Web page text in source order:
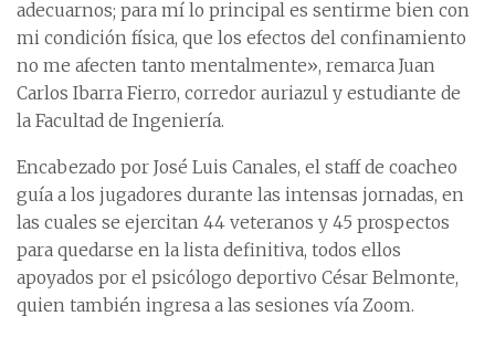
adecuarnos; para mí lo principal es sentirme bien con
mi condición física, que los efectos del confinamiento
no me afecten tanto mentalmente», remarca Juan
Carlos Ibarra Fierro, corredor auriazul y estudiante de
la Facultad de Ingeniería.
Encabezado por José Luis Canales, el staff de coacheo
guía a los jugadores durante las intensas jornadas, en
las cuales se ejercitan 44 veteranos y 45 prospectos
para quedarse en la lista definitiva, todos ellos
apoyados por el psicólogo deportivo César Belmonte,
quien también ingresa a las sesiones vía Zoom.